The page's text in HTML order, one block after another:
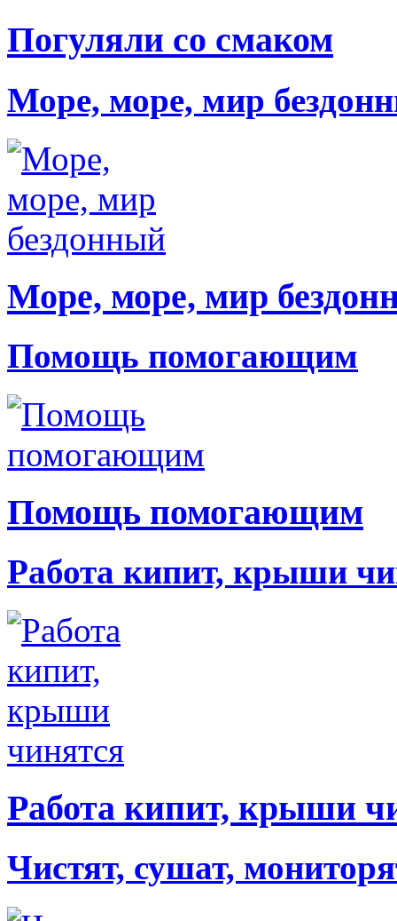
Погуляли со смаком
Море, море, мир
Море, море, мир
Помощь помогающим
Помощь помогающим
Работа кипит, крыши
Работа кипит, крыши
Чистят, сушат,